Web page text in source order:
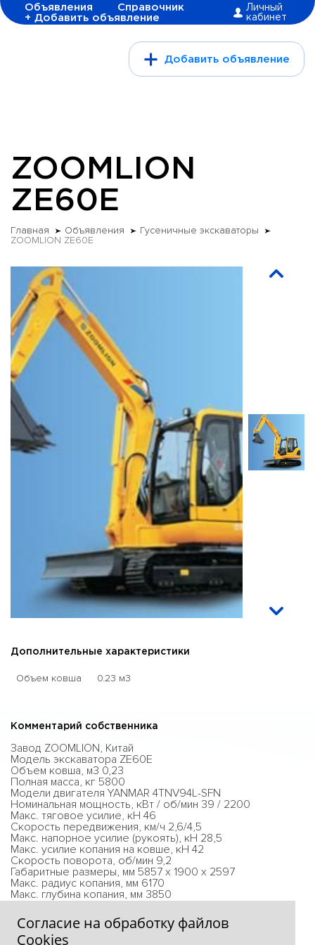
Объявления
Справочник
+ Добавить объявление
Личный
кабинет
Добавить объявление
ZOOMLION
ZE60E
Главная Объявления
Гусеничные экскаваторы
ZOOMLION ZE60E
Дополнительные характеристики
Объем ковша 0.23 м3
Комментарий собственника
Завод ZOOMLION, Китай
Модель экскаватора ZE60E
Объем ковша, м3 0,23
Полная масса, кг 5800
Модели двигателя YANMAR 4TNV94L-SFN
Номинальная мощность, кВт / об/мин 39 / 2200
Макс. тяговое усилие, кН 46
Скорость передвижения, км/ч 2,6/4,5
Макс. напорное усилие (рукоять), кН 28,5
Макс. усилие копания на ковше, кН 42
Скорость поворота, об/мин 9,2
Габаритные размеры, мм 5857 х 1900 х 2597
Макс. радиус копания, мм 6170
Макс. глубина копания, мм 3850
Согласие на обработку файлов
Сookies